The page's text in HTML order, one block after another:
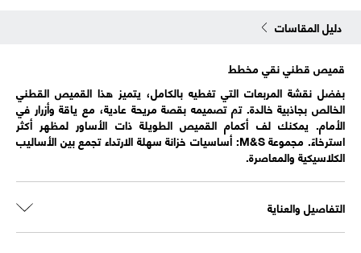
دليل المقاسات
قميص قطني نقي مخطط
بفضل نقشة المربعات التي تغطيه بالكامل، يتميز هذا القميص القطني
الخالص بجاذبية خالدة. تم تصميمه بقصة مريحة عادية، مع ياقة وأزرار في
الأمام. يمكنك لف أكمام القميص الطويلة ذات الأساور لمظهر أكثر
استرخاءً. مجموعة M&S: أساسيات خزانة سهلة الارتداء تجمع بين الأساليب
الكلاسيكية والمعاصرة.
التفاصيل والعناية